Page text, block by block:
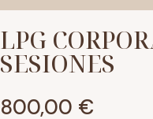
LPG
SESIONES
800,00 €